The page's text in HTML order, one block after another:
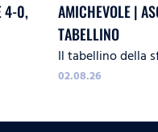
4-0,
AMICHEVOLE |
TABELLINO
Il tabellino della
02.08.26